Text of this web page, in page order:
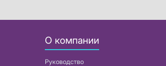
О компании
Руководство